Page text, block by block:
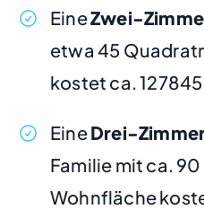
EineZwei-
etwa 45
kostet ca.
EineDrei-
Familie mit ca.
Wohnfläche